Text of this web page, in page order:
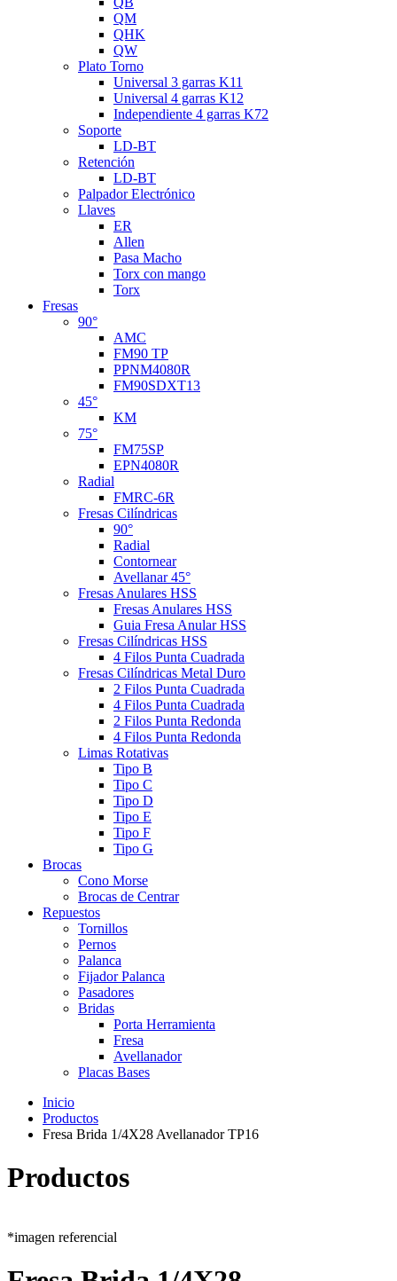
QM
QHK
QW
Plato Torno
Universal 3 garras K11
Universal 4 garras K12
Independiente 4 garras K72
Soporte
LD-BT
Retención
LD-BT
Palpador Electrónico
Llaves
ER
Allen
Pasa Macho
Torx con mango
Torx
Fresas
90°
AMC
FM90 TP
PPNM4080R
FM90SDXT13
45°
KM
75°
FM75SP
EPN4080R
Radial
FMRC-6R
Fresas Cilíndricas
90°
Radial
Contornear
Avellanar 45°
Fresas Anulares HSS
Fresas Anulares HSS
Guia Fresa Anular HSS
Fresas Cilíndricas HSS
4 Filos Punta Cuadrada
Fresas Cilíndricas Metal Duro
2 Filos Punta Cuadrada
4 Filos Punta Cuadrada
2 Filos Punta Redonda
4 Filos Punta Redonda
Limas Rotativas
Tipo B
Tipo C
Tipo D
Tipo E
Tipo F
Tipo G
Brocas
Cono Morse
Brocas de Centrar
Repuestos
Tornillos
Pernos
Palanca
Fijador Palanca
Pasadores
Bridas
Porta Herramienta
Fresa
Avellanador
Placas Bases
Inicio
Productos
Fresa Brida 1/4X28 Avellanador TP16
Productos
*imagen referencial